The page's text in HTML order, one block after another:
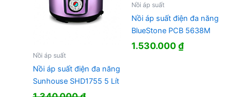
Nồi áp suất
Nồi áp suất điện đa năng
Sunhouse SHD1755 5 Lít
Nồi áp suất
Nồi áp suất điện đa năng
BlueStone PCB 5638M
1.530.000₫